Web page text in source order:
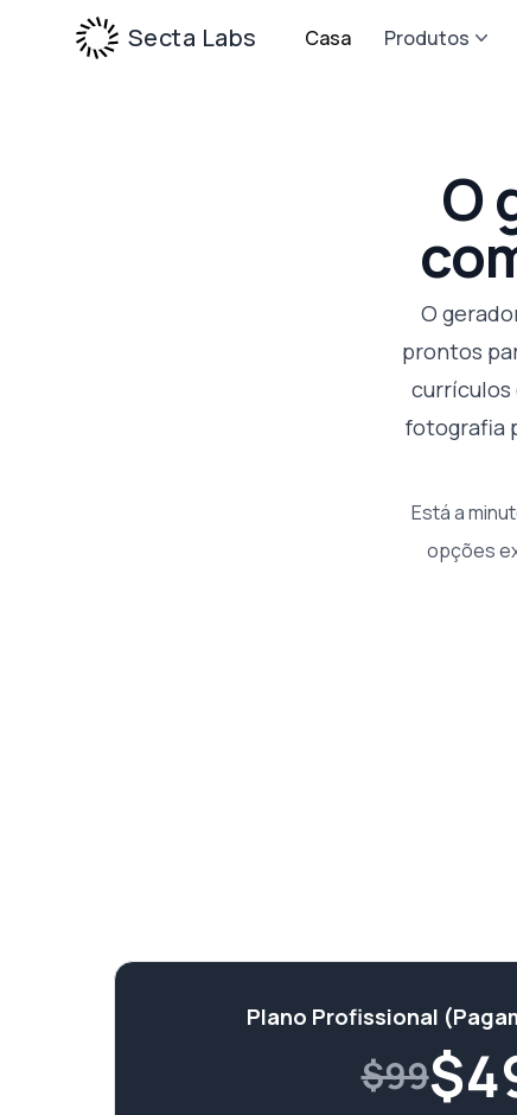
Secta Labs Casa Produtos
O
O
prontos
currículos
fotografia
Está a
opções
Plano Profissional
$99$